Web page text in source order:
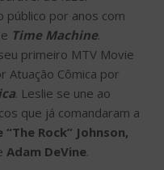
por anos com
Time Machine.
primeiro MTV Movie
Atuação Cômica por
. Leslie se une ao
que já comandaram a
“The Rock” Johnson,
Adam DeVine.